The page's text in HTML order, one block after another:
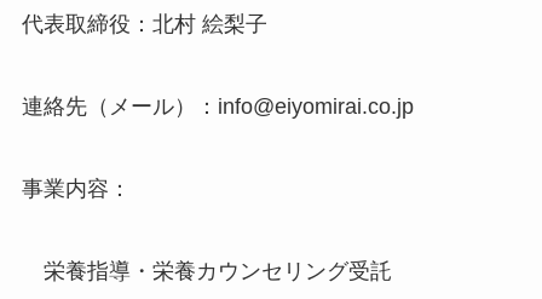
代表取締役：北村 絵梨子
連絡先（メール）：info@eiyomirai.co.jp
事業内容：
栄養指導・栄養カウンセリング受託